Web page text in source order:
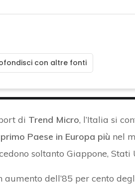
con altre fonti
di Trend Micro, l’Italia si
primo Paese in Europa più nel
soltanto Giappone, Stati
aumento dell’85 per cento